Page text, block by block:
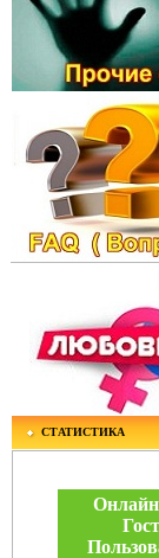
СТАТИСТИКА
Онлайн